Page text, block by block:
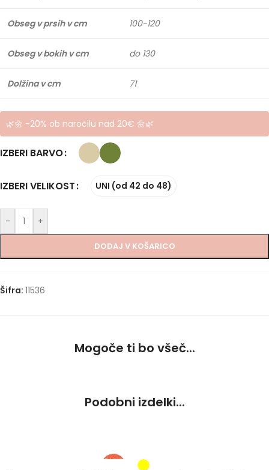
Obseg v prsih v cm 100-120
Obseg v bokih v cm do 130
Dolžina v cm 71
🌿🌼 -20% ob naročilu nad 20€ 🌼🌿
IZBERI BARVO
IZBERI VELIKOST UNI (od 42 do 48)
- +
DODAJ V KOŠARICO
Šifra: 11536
Mogoče ti bo všeč...
Podobni izdelki...
PLUS